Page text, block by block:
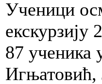
Ученици
екскурзију
87 ученика